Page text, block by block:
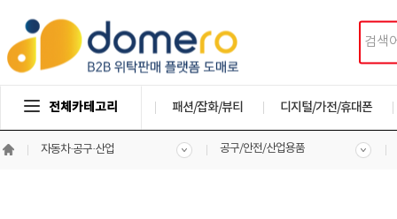
전체카테고리 패션/잡화/뷰티 디지털/가전/휴대폰
자동차·공구·산업 공구/안전/산업용품